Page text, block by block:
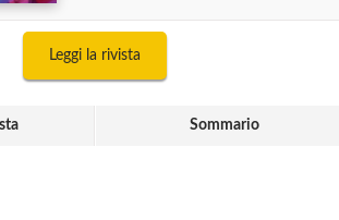
Leggi la rivista
Sommario